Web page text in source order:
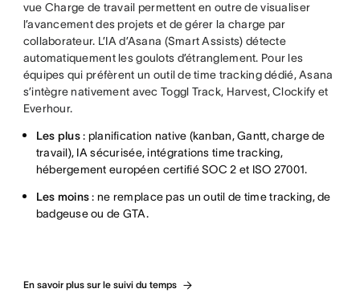
vue Charge de travail permettent en outre de visualiser
l’avancement des projets et de gérer la charge par
collaborateur. L’IA d’Asana (Smart Assists) détecte
automatiquement les goulots d’étranglement. Pour les
équipes qui préfèrent un outil de time tracking dédié, Asana
s’intègre nativement avec Toggl Track, Harvest, Clockify et
Everhour.
Les plus: planification native (kanban, Gantt, charge de
travail), IA sécurisée, intégrations time tracking,
hébergement européen certifié SOC 2 et ISO 27001.
Les moins: ne remplace pas un outil de time tracking, de
badgeuse ou de GTA.
En savoir plus sur le suivi du temps